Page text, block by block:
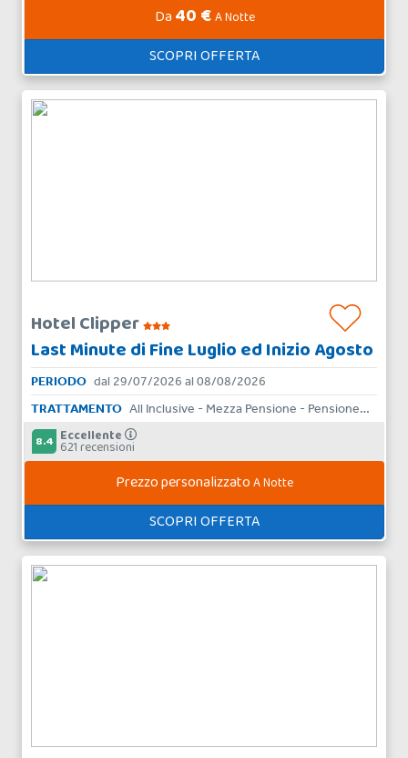
Da 40 €A Notte
SCOPRI OFFERTA
Hotel Clipper
Last Minute di Fine Luglio ed Inizio Agosto
PERIODO dal 29/07/2026 al 08/08/2026
TRATTAMENTO
All Inclusive - Mezza Pensione - Pensione Completa - Bed & Breakfast - Solo Pernottamento
8.4 Eccellente
621 recensioni
Prezzo personalizzatoA Notte
SCOPRI OFFERTA